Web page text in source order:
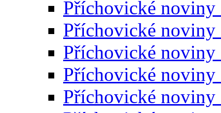
Příchovické noviny
Příchovické noviny
Příchovické noviny
Příchovické noviny
Příchovické noviny